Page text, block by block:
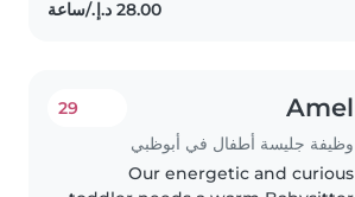
Amel
وظيفة جليسة أطفال في أبوظبي
29
Our energetic and curious